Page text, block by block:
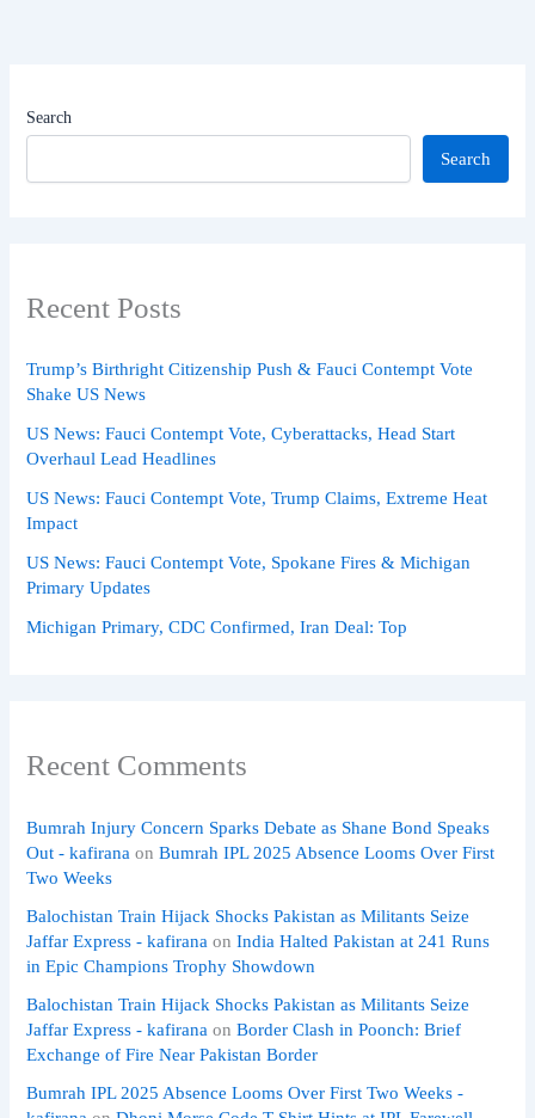
Search
Search
Recent Posts
Trump’s Birthright Citizenship Push & Fauci Contempt Vote
Shake US News
US News: Fauci Contempt Vote, Cyberattacks, Head Start
Overhaul Lead Headlines
US News: Fauci Contempt Vote, Trump Claims, Extreme Heat
Impact
US News: Fauci Contempt Vote, Spokane Fires & Michigan
Primary Updates
Michigan Primary, CDC Confirmed, Iran Deal: Top
Recent Comments
Bumrah Injury Concern Sparks Debate as Shane Bond Speaks
Out - kafirana onBumrah IPL 2025 Absence Looms Over First
Two Weeks
Balochistan Train Hijack Shocks Pakistan as Militants Seize
Jaffar Express - kafirana onIndia Halted Pakistan at 241 Runs
in Epic Champions Trophy Showdown
Balochistan Train Hijack Shocks Pakistan as Militants Seize
Jaffar Express - kafirana onBorder Clash in Poonch: Brief
Exchange of Fire Near Pakistan Border
Bumrah IPL 2025 Absence Looms Over First Two Weeks -